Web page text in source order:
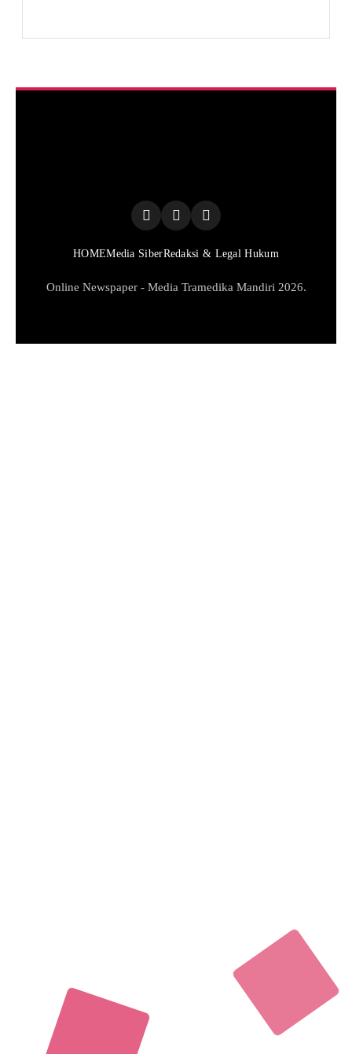
HOMEMedia SiberRedaksi & Legal Hukum
Online Newspaper - Media Tramedika Mandiri 2026.